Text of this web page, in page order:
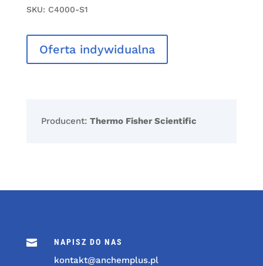
SKU: C4000-S1
Oferta indywidualna
Producent: Thermo Fisher Scientific
 NAPISZ DO NAS
kontakt@anchemplus.pl